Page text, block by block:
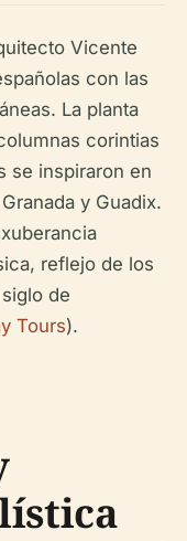
Vicente
con las
La planta
corintias
se inspiraron en
y Guadix.
reflejo de los
de
Tours).